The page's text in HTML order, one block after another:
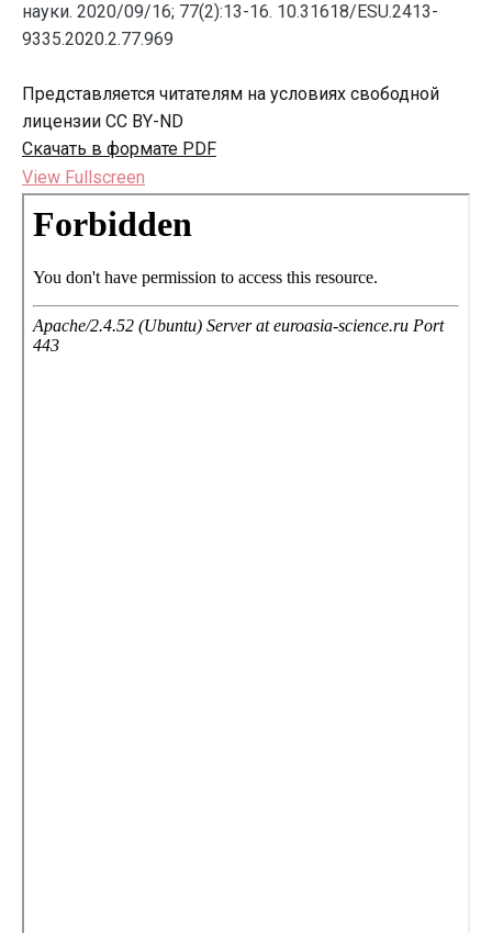
науки. 2020/09/16; 77(2):13-16. 10.31618/ESU.2413-
9335.2020.2.77.969
Представляется читателям на условиях свободной
лицензии CC BY-ND
Скачать в формате PDF
View Fullscreen
Перейти
содержимому